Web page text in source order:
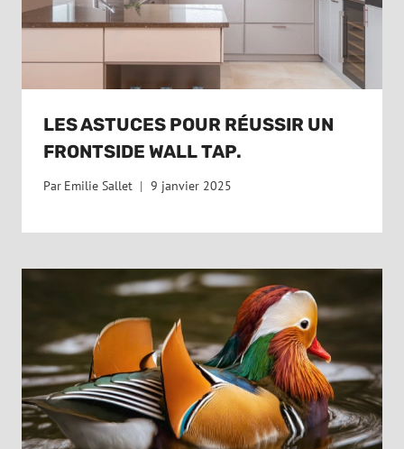
LES ASTUCES POUR RÉUSSIR UN
FRONTSIDE WALL TAP.
Par Emilie Sallet 9 janvier 2025